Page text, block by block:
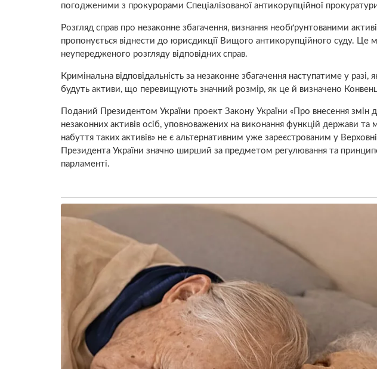
погодженими з прокурорами Спеціалізованої антикорупційної
Розгляд справ про незаконне збагачення, визнання необґрунтованими
пропонується віднести до юрисдикції Вищого антикорупційного суду. Це
неупередженого розгляду відповідних справ.
Кримінальна відповідальність за незаконне збагачення наступатиме у
будуть активи, що перевищують значний розмір, як це й визначено
Поданий Президентом України проект Закону України «Про внесення змін
незаконних активів осіб, уповноважених на виконання функцій держави та
набуття таких активів» не є альтернативним уже зареєстрованим у
Президента України значно ширший за предметом регулювання та
парламенті.